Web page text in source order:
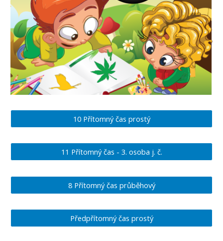
10 Přítomný čas prostý
11 Přítomný čas - 3. osoba j. č.
8 Přítomný čas průběhový
Předpřítomný čas prostý